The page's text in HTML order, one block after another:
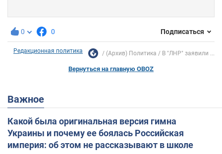
0 0 Подписаться
Редакционная политика (Архив) Политика В "ЛНР" заявили ...
Вернуться на главную OBOZ
Важное
Какой была оригинальная версия гимна
Украины и почему ее боялась Российская
империя: об этом не рассказывают в школе